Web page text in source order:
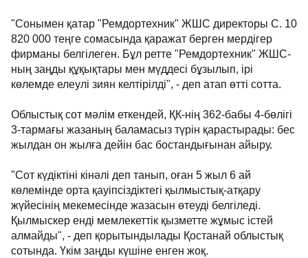
"Сонымен қатар "Ремдортехник" ЖШС директоры С. 10
820 000 теңге сомасында қаражат берген мердігер
фирманы белгілеген. Бұл ретте "Ремдортехник" ЖШС-
ның заңды құқықтары мен мүддесі бұзылып, ірі
көлемде елеулі зиян келтірілді", - деп атап өтті сотта.
Облыстық сот мәлім еткендей, ҚК-нің 362-бабы 4-бөлігі
3-тармағы жазаның баламасыз түрін қарастырады: бес
жылдан он жылға дейін бас бостандығынан айыру.
"Сот күдіктіні кінәлі деп танып, оған 5 жыл 6 ай
көлемінде орта қауіпсіздіктегі қылмыстық-атқару
жүйесінің мекемесінде жазасын өтеуді белгіледі.
Қылмыскер енді мемлекеттік қызметте жұмыс істей
алмайды", - деп қорытындылады Қостанай облыстық
сотында. Үкім заңды күшіне енген жоқ.